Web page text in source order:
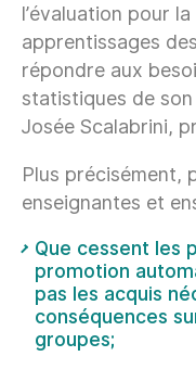
l’évaluation pour
apprentissages
répondre aux
statistiques de
Josée Scalabrini,
Plus précisément,
enseignantes et
Que cessent les
promotion
pas les acquis
conséquences
groupes;